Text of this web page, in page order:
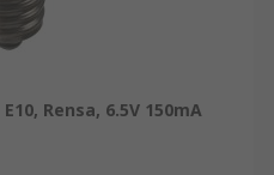
Rensa, 6.5V 150mA